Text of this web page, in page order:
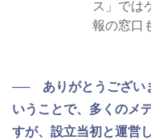
ス」では
報の窓口
── ありがとうござい
いうことで、多くのメ
すが、設立当初と運営